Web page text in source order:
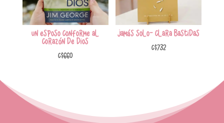
Un esposo conforme al
corazón de Dios
C$660
Jamás solo- Clara Bastidas
C$732